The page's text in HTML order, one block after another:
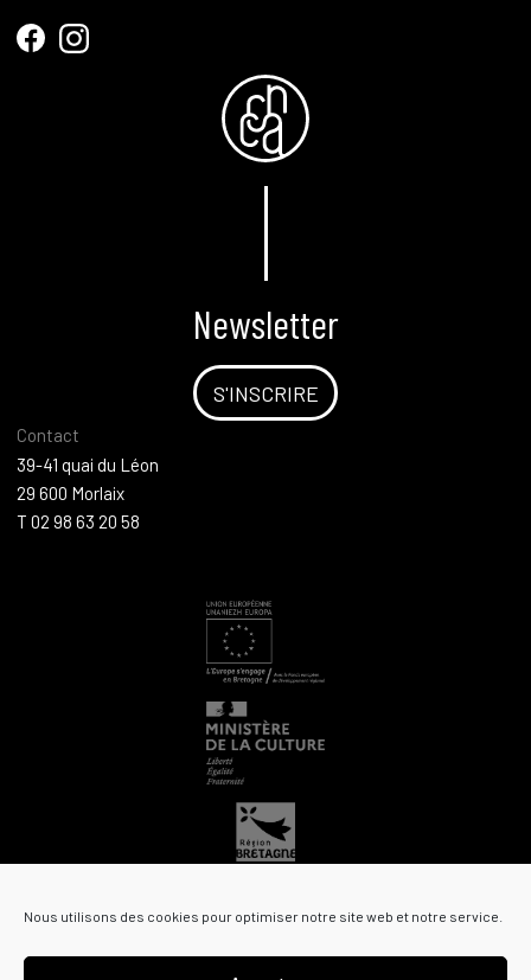
Nous utilisons des cookies pour optimiser notre site web et notre service.
Newsletter
S'INSCRIRE
Contact
39-41 quai du Léon
29 600 Morlaix
T 02 98 63 20 58